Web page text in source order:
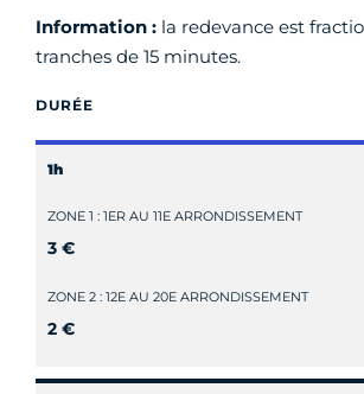
Information : la redevance est
tranches de 15 minutes.
DURÉE
1h
ZONE 1 : 1ER AU 11E ARRONDISSEMENT
3 €
ZONE 2 : 12E AU 20E ARRONDISSEMENT
2 €